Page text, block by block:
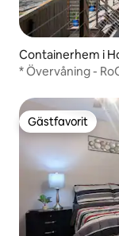
Containerhem i
* Övervåning -
Gästfavorit
Gästfavorit